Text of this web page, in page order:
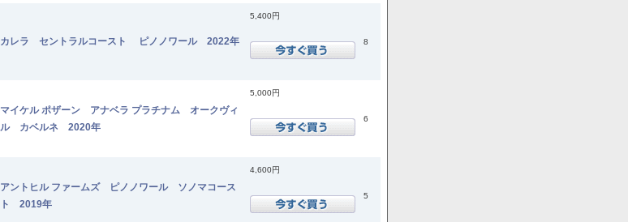
カレラ セントラルコースト ピノノワール 2022年
5,400円
8
マイケル ポザーン アナベラ プラチナム オークヴィ
ル カベルネ 2020年
5,000円
6
アントヒル ファームズ ピノノワール ソノマコース
ト 2019年
4,600円
5